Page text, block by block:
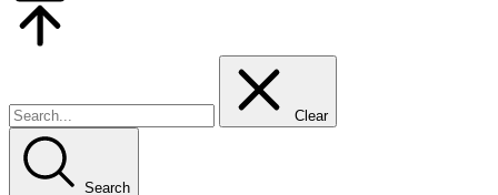
Clear
Search